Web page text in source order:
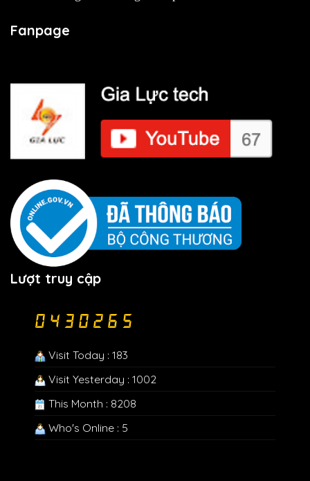
Fanpage
Lượt truy cập
Visit Today : 183
Visit Yesterday : 1002
This Month : 8208
Who's Online : 5